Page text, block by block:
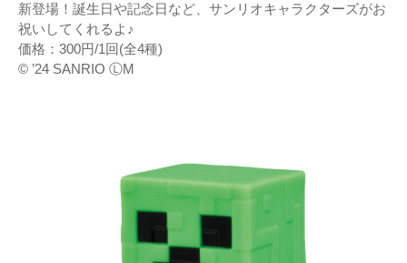
新登場！誕生日や記念日など、サンリオキャラクターズがお
祝いしてくれるよ♪
価格：300円/1回(全4種)
© ’24 SANRIO ⓁM